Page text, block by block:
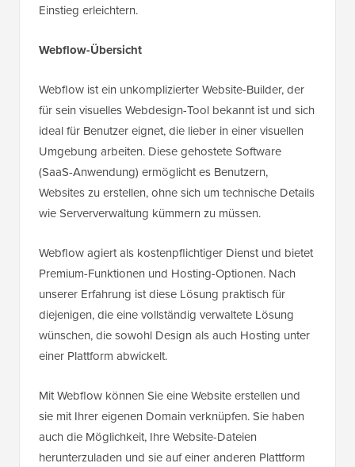
Einstieg erleichtern.
Webflow-Übersicht
Webflow ist ein unkomplizierter Website-Builder, der
für sein visuelles Webdesign-Tool bekannt ist und sich
ideal für Benutzer eignet, die lieber in einer visuellen
Umgebung arbeiten. Diese gehostete Software
(SaaS-Anwendung) ermöglicht es Benutzern,
Websites zu erstellen, ohne sich um technische Details
wie Serververwaltung kümmern zu müssen.
Webflow agiert als kostenpflichtiger Dienst und bietet
Premium-Funktionen und Hosting-Optionen. Nach
unserer Erfahrung ist diese Lösung praktisch für
diejenigen, die eine vollständig verwaltete Lösung
wünschen, die sowohl Design als auch Hosting unter
einer Plattform abwickelt.
Mit Webflow können Sie eine Website erstellen und
sie mit Ihrer eigenen Domain verknüpfen. Sie haben
auch die Möglichkeit, Ihre Website-Dateien
herunterzuladen und sie auf einer anderen Plattform